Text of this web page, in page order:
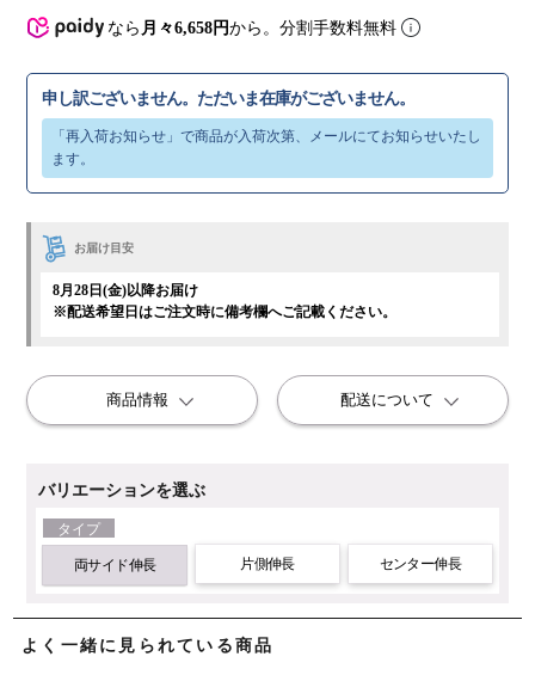
よく一緒に見られている商品
なら 月々6,658円から。分割手数料無料
バリエーションを選ぶ
タイプ
両サイド伸長 片側伸長 センター伸長
お届け目安
8月28日(金)以降お届け
※配送希望日はご注文時に備考欄へご記載ください。
商品情報 配送について
申し訳ございません。ただいま在庫がございません。